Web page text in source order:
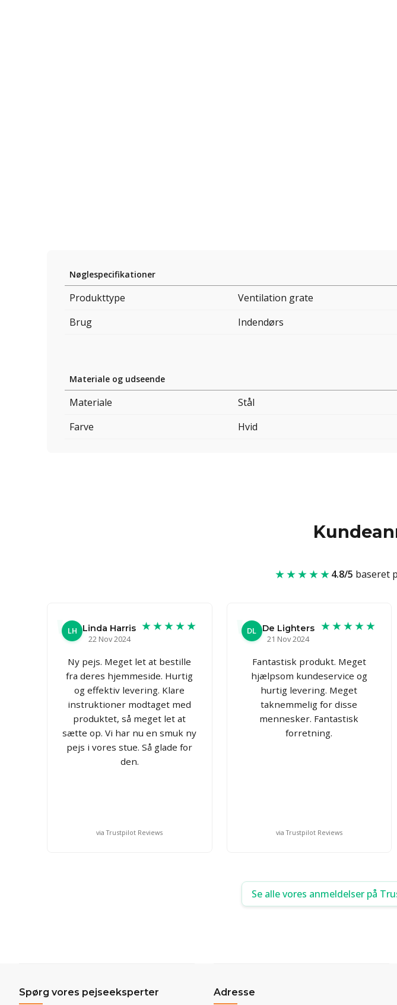
Nøglespecifikationer
Produkttype
Ventilation grate
Brug
Indendørs
Materiale og udseende
Materiale
Stål
Farve
Hvid
★★★★★4.8/5 baseret
LH
Linda Harris
22 Nov 2024
★★★★★
Ny pejs. Meget let at bestille
fra deres hjemmeside. Hurtig
og effektiv levering. Klare
instruktioner modtaget med
produktet, så meget let at
sætte op. Vi har nu en smuk ny
pejs i vores stue. Så glade for
den.
via Trustpilot Reviews
DL De Lighters
21 Nov 2024
★★★★★
Fantastisk produkt. Meget
hjælpsom kundeservice og
hurtig levering. Meget
taknemmelig for disse
mennesker. Fantastisk
forretning.
via Trustpilot Reviews
Se alle vores anmeldelser på
Spørg vores pejseeksperter Adresse